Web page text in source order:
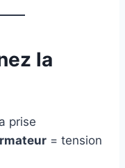
la
prise
= tension